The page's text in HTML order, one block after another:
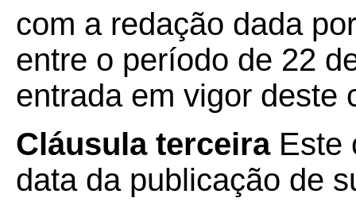
com a redação dada
entre o período de 22
entrada em vigor deste
Cláusula terceiraEste
data da publicação de